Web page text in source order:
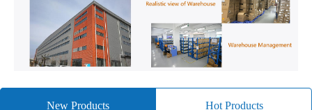
New Products Hot Products